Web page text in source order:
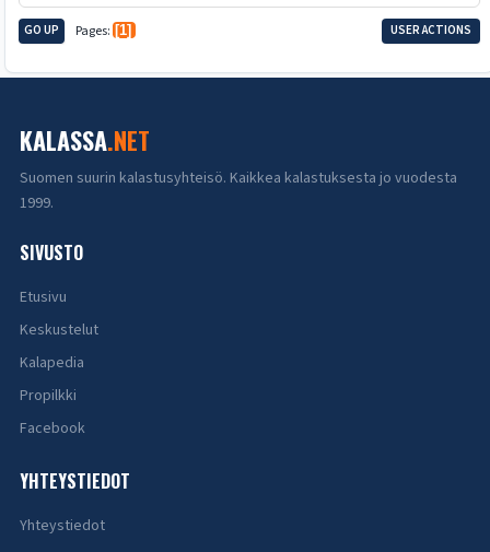
GO UP Pages 1 USER ACTIONS
KALASSA.NET
Suomen suurin kalastusyhteisö. Kaikkea kalastuksesta jo vuodesta
1999.
SIVUSTO
Etusivu
Keskustelut
Kalapedia
Propilkki
Facebook
YHTEYSTIEDOT
Yhteystiedot